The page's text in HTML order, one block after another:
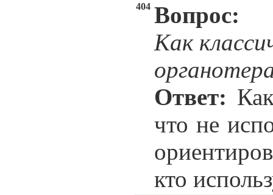
404 Вопрос:
Как
Ответ:
что не
кто